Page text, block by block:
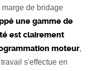
marge de bridage
une gamme de
est clairement
moteur,
s'effectue en